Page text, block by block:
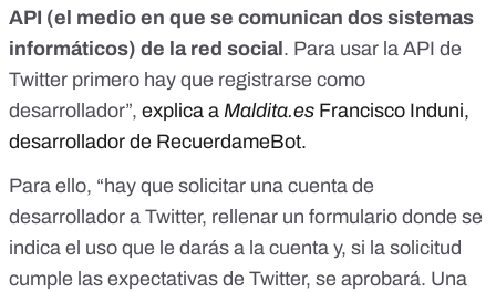
API (el medio en que se comunican dos sistemas
informáticos) de la red social . Para usar la API de
Twitter primero hay que registrarse como
desarrollador”, explica a Maldita.es Francisco Induni,
desarrollador de RecuerdameBot.
Para ello, “hay que solicitar una cuenta de
desarrollador a Twitter, rellenar un formulario donde se
indica el uso que le darás a la cuenta y, si la solicitud
cumple las expectativas de Twitter, se aprobará. Una